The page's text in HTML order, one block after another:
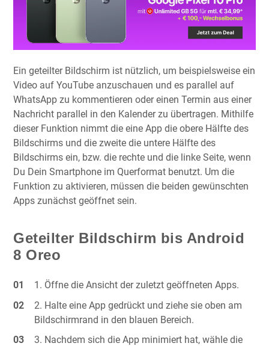
Ein geteilter Bildschirm ist nützlich, um beispielsweise ein
Video auf YouTube anzuschauen und es parallel auf
WhatsApp zu kommentieren oder einen Termin aus einer
Nachricht parallel in den Kalender zu übertragen. Mithilfe
dieser Funktion nimmt die eine App die obere Hälfte des
Bildschirms und die zweite die untere Hälfte des
Bildschirms ein, bzw. die rechte und die linke Seite, wenn
Du Dein Smartphone im Querformat benutzt. Um die
Funktion zu aktivieren, müssen die beiden gewünschten
Apps zunächst geöffnet sein.
Geteilter Bildschirm bis Android
8 Oreo
Öffne die Ansicht der zuletzt geöffneten Apps.
Halte eine App gedrückt und ziehe sie oben am
Bildschirmrand in den blauen Bereich.
Nachdem sich die App minimiert hat, wähle die